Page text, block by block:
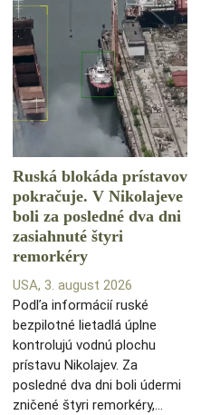
Ruská blokáda prístavov
pokračuje. V Nikolajeve
boli za posledné dva dni
zasiahnuté štyri
remorkéry
USA, 3. august 2026
Podľa informácií ruské
bezpilotné lietadlá úplne
kontrolujú vodnú plochu
prístavu Nikolajev. Za
posledné dva dni boli údermi
zničené štyri remorkéry,…